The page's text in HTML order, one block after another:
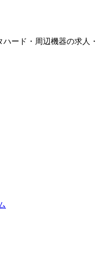
ード・周辺機器の求人・